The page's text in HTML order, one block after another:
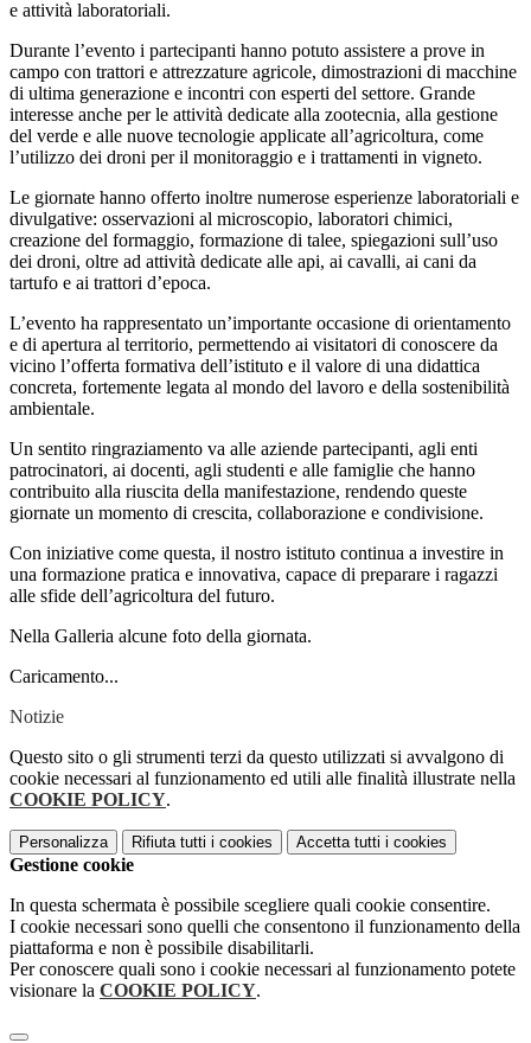
e attività laboratoriali.
Durante l’evento i partecipanti hanno potuto assistere a prove in
campo con trattori e attrezzature agricole, dimostrazioni di macchine
di ultima generazione e incontri con esperti del settore. Grande
interesse anche per le attività dedicate alla zootecnia, alla gestione
del verde e alle nuove tecnologie applicate all’agricoltura, come
l’utilizzo dei droni per il monitoraggio e i trattamenti in vigneto.
Le giornate hanno offerto inoltre numerose esperienze laboratoriali e
divulgative: osservazioni al microscopio, laboratori chimici,
creazione del formaggio, formazione di talee, spiegazioni sull’uso
dei droni, oltre ad attività dedicate alle api, ai cavalli, ai cani da
tartufo e ai trattori d’epoca.
L’evento ha rappresentato un’importante occasione di orientamento
e di apertura al territorio, permettendo ai visitatori di conoscere da
vicino l’offerta formativa dell’istituto e il valore di una didattica
concreta, fortemente legata al mondo del lavoro e della sostenibilità
ambientale.
Un sentito ringraziamento va alle aziende partecipanti, agli enti
patrocinatori, ai docenti, agli studenti e alle famiglie che hanno
contribuito alla riuscita della manifestazione, rendendo queste
giornate un momento di crescita, collaborazione e condivisione.
Con iniziative come questa, il nostro istituto continua a investire in
una formazione pratica e innovativa, capace di preparare i ragazzi
alle sfide dell’agricoltura del futuro.
Nella Galleria alcune foto della giornata.
Caricamento...
Notizie
Questo sito o gli strumenti terzi da questo utilizzati si avvalgono di
cookie necessari al funzionamento ed utili alle finalità illustrate nella
COOKIE POLICY.
Personalizza Rifiuta tutti i cookies Accetta tutti i cookies
Gestione cookie
In questa schermata è possibile scegliere quali cookie consentire.
I cookie necessari sono quelli che consentono il funzionamento della
piattaforma e non è possibile disabilitarli.
Per conoscere quali sono i cookie necessari al funzionamento potete
visionare la COOKIE POLICY.